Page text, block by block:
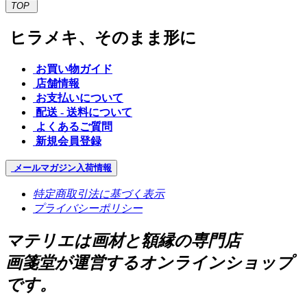
TOP
ヒラメキ、そのまま形に
お買い物ガイド
店舗情報
お支払いについて
配送 - 送料について
よくあるご質問
新規会員登録
メールマガジン入荷情報
特定商取引法に基づく表示
プライバシーポリシー
マテリエは画材と額縁の専門店
画箋堂が運営するオンラインショップ
です。